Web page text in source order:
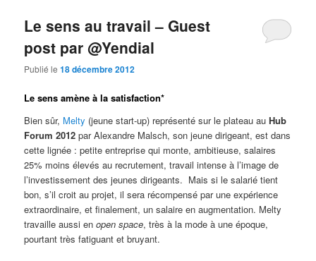
Le sens au travail – Guest
post par @Yendial
Publié le18 décembre 2012
Le sens amène à la satisfaction*
Bien sûr, Melty (jeune start-up) représenté sur le plateau auHub
Forum 2012 par Alexandre Malsch, son jeune dirigeant, est dans
cette lignée : petite entreprise qui monte, ambitieuse, salaires
25% moins élevés au recrutement, travail intense à l’image de
l’investissement des jeunes dirigeants. Mais si le salarié tient
bon, s’il croit au projet, il sera récompensé par une expérience
extraordinaire, et finalement, un salaire en augmentation. Melty
travaille aussi enopen space, très à la mode à une époque,
pourtant très fatiguant et bruyant.